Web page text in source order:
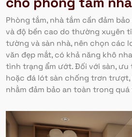
Phòng tắm, nhà tắm cần đảm
và độ bền cao do thường xuyên
tường và sàn nhà, nên chọn các
văn đẹp mắt, có khả năng khô
tình trạng ẩm ướt. Đối với sàn, ưu
hoặc đá lót sàn chống trơn
nhằm đảm bảo an toàn trong